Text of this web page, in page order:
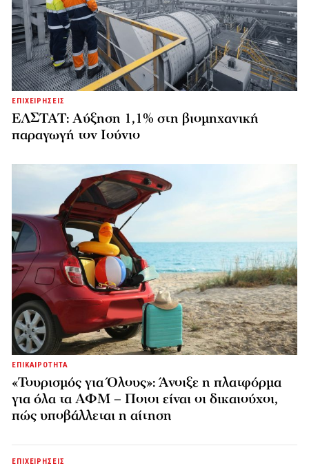
ΕΠΙΧΕΙΡΗΣΕΙΣ
ΕΛΣΤΑΤ: Αύξηση 1,1% στη βιομηχανική
παραγωγή τον Ιούνιο
ΕΠΙΚΑΙΡΟΤΗΤΑ
«Τουρισμός για Όλους»: Άνοιξε η πλατφόρμα
για όλα τα ΑΦΜ – Ποιοι είναι οι δικαιούχοι,
πώς υποβάλλεται η αίτηση
ΕΠΙΧΕΙΡΗΣΕΙΣ